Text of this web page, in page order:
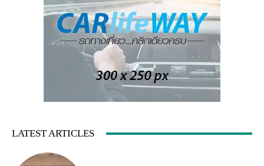
LATEST ARTICLES